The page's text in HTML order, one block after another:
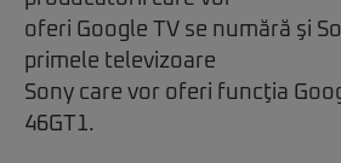
oferi Google TV se numără şi
primele televizoare
Sony care vor oferi funcţia
46GT1.